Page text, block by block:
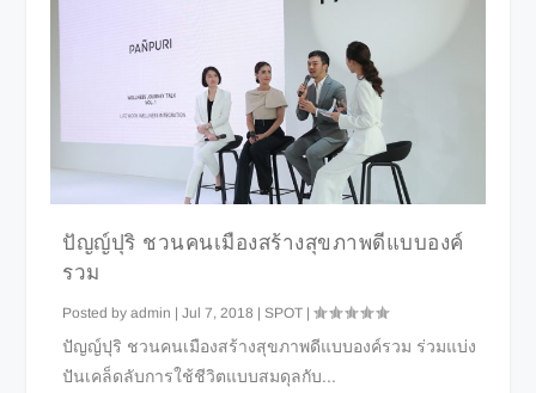
ปัญญ์ปุริ ชวนคนเมืองสร้างสุขภาพดีแบบองค์
รวม
Posted byadmin |Jul 7, 2018 |SPOT |
ปัญญ์ปุริ ชวนคนเมืองสร้างสุขภาพดีแบบองค์รวม ร่วมแบ่ง
ปันเคล็ดลับการใช้ชีวิตแบบสมดุลกับ...